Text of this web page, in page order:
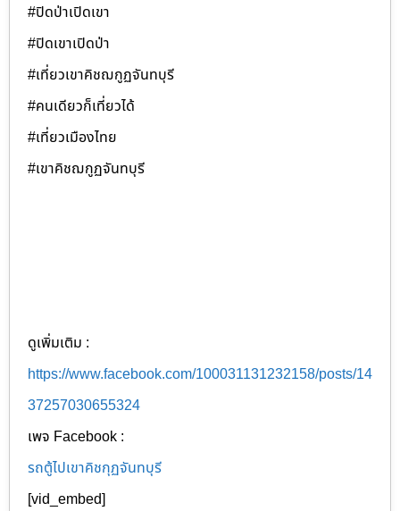
#ปิดป่าเปิดเขา
#ปิดเขาเปิดป่า
#เที่ยวเขาคิชฌกูฏจันทบุรี
#คนเดียวก็เที่ยวได้
#เที่ยวเมืองไทย
#เขาคิชฌกูฏจันทบุรี
ดูเพิ่มเติม :
https://www.facebook.com/100031131232158/posts/14
37257030655324
เพจ Facebook :
รถตู้ไปเขาคิชกุฏจันทบุรี
[vid_embed]